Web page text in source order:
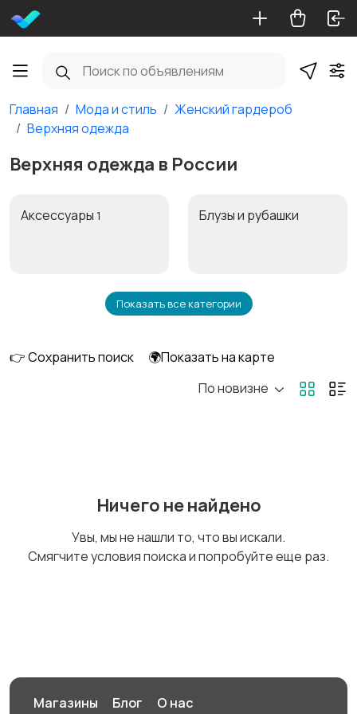
Главная Мода и стиль
Женский гардероб
Верхняя одежда
Верхняя одежда в России
Аксессуары 1 Блузы и рубашки
Будущим мамам Верхняя одежда
Домашняя одежда
Показать все категории
👉 Сохранить поиск
🌍Показать на карте
По новизне
Ничего не найдено
Увы, мы не нашли то, что вы искали.
Смягчите условия поиска и попробуйте еще раз.
Магазины Блог
О нас